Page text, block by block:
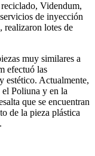
Videndum,
de inyección
realizaron lotes de
muy similares a
efectuó las
estético. Actualmente,
el Poliuna y en la
que se encuentran
de la pieza plástica